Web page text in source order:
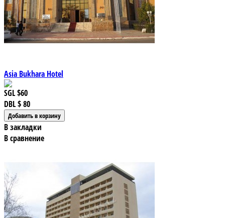
Asia Bukhara Hotel
SGL$60
DBL$ 80
В закладки
В сравнение